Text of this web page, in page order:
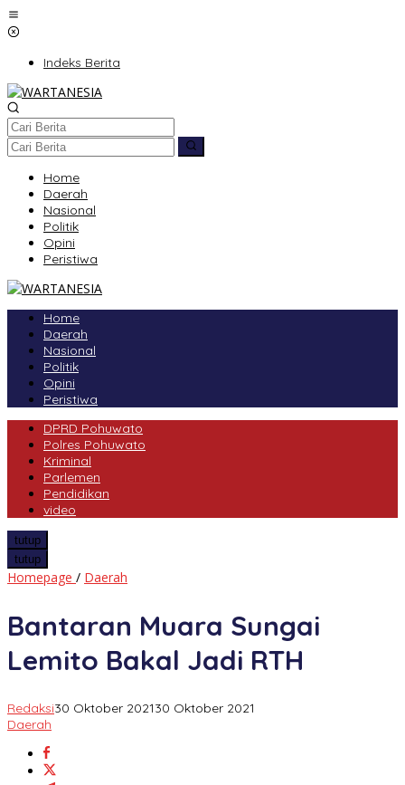
Lewati
ke
Indeks Berita
Home
Daerah
Nasional
Politik
Opini
Peristiwa
Home
Daerah
Nasional
Politik
Opini
Peristiwa
DPRD Pohuwato
Polres Pohuwato
Kriminal
Parlemen
Pendidikan
video
tutup
tutup
Homepage / Daerah
Lemito
Jadi
Bantaran Muara Sungai
Lemito Bakal Jadi RTH
Redaksi30 Oktober 202130 Oktober 2021
Daerah